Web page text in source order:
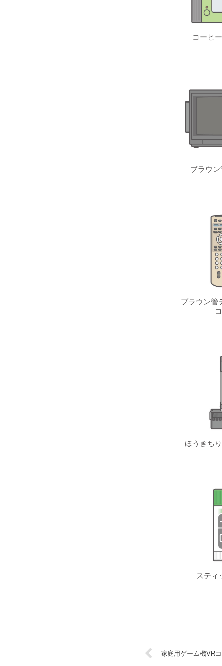
コーヒ
ブラウ
ブラウン管
ほうきち
スティ
家庭用ゲーム機VR